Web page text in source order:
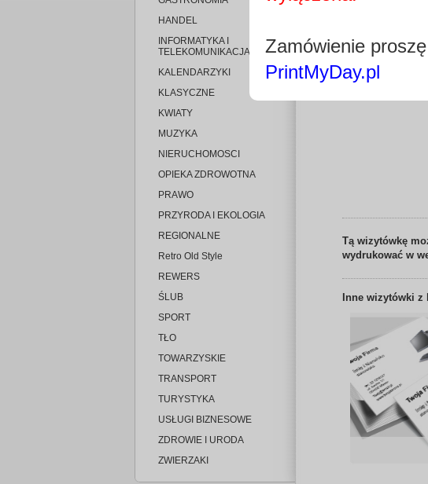
HANDEL
INFORMATYKA I
TELEKOMUNIKACJA
KALENDARZYKI
KLASYCZNE
KWIATY
MUZYKA
NIERUCHOMOSCI
OPIEKA ZDROWOTNA
PRAWO
PRZYRODA I EKOLOGIA
REGIONALNE
Retro Old Style
REWERS
ŚLUB
SPORT
TŁO
TOWARZYSKIE
TRANSPORT
TURYSTYKA
USŁUGI BIZNESOWE
ZDROWIE I URODA
ZWIERZAKI
Edytuj
Tą wizytówkę
wydrukować w
Inne wizytówki z
Zamówienie
PrintMyDay.pl